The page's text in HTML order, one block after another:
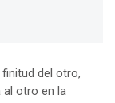
del otro,
al otro en la